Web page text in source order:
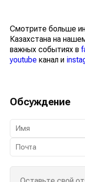
Смотрите больше
Казахстана на
важных событиях в
youtube канал и
Обсуждение